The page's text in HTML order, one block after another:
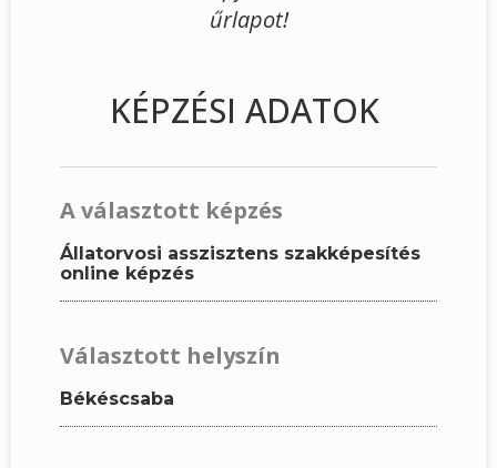
űrlapot!
KÉPZÉSI ADATOK
A választott képzés
Állatorvosi asszisztens szakképesítés
online képzés
Választott helyszín
Békéscsaba